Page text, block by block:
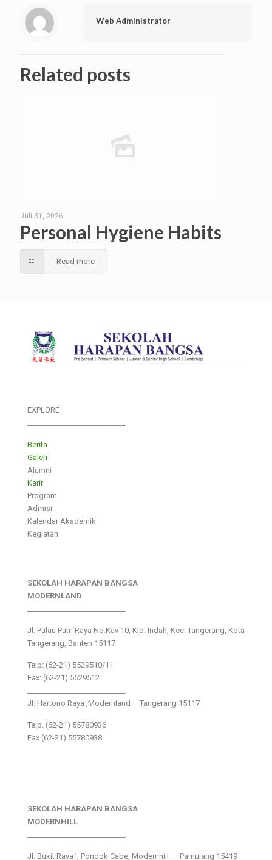
Web Administrator
Related posts
Juli 31, 2026
Personal Hygiene Habits
Read more
EXPLORE
Berita
Galeri
Alumni
Karir
Program
Admisi
Kalendar Akademik
Kegiatan
SEKOLAH HARAPAN BANGSA
MODERNLAND
Jl. Pulau Putri Raya No.Kav 10, Klp. Indah, Kec. Tangerang, Kota
Tangerang, Banten 15117
Telp: (62-21) 5529510/11
Fax: (62-21) 5529512
Jl. Hartono Raya ,Modernland – Tangerang 15117
Telp. (62-21) 55780936
Fax (62-21) 55780938
SEKOLAH HARAPAN BANGSA
MODERNHILL
Jl. Bukit Raya I, Pondok Cabe, Modernhill – Pamulang 15419